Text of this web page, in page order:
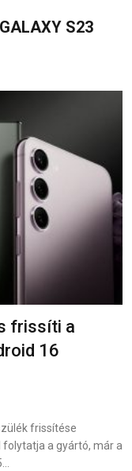
S23
frissíti a
16
frissítése
a gyártó, már a